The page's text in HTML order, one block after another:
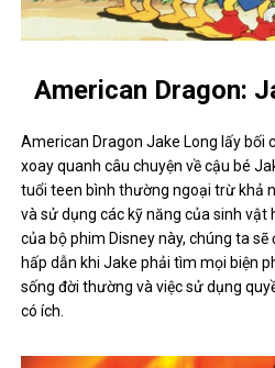
American Dragon:
American Dragon Jake Long lấy bối
xoay quanh câu chuyện về cậu bé
tuổi teen bình thường ngoại trừ khả
và sử dụng các kỹ năng của sinh vật
của bộ phim Disney này, chúng ta
hấp dẫn khi Jake phải tìm mọi biện
sống đời thường và việc sử dụng
có ích.